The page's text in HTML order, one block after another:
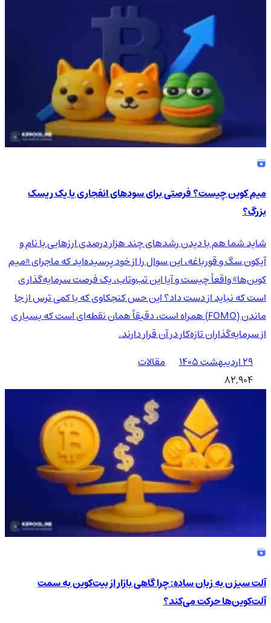
میم کوین چیست؟ فرصتی برای سودهای انفجاری یا یک ریسک
بزرگ؟
شاید شما هم با دیدن رشدهای چند هزار درصدی ارزهایی با نام و
آیکون سگ و قورباغه، این سوال را از خود پرسیده‌اید که ماجرای «میم
کوین‌ها» واقعاً چیست و آیا این تب‌وتاب، یک فرصت سرمایه‌گذاری
است که نباید از دست داد؟ این حس کنجکاوی که با کمی ترس از جا
ماندن (FOMO) همراه است، دقیقاً همان نقطه‌ای است که بسیاری
از سرمایه‌گذاران تازه‌کار در آن قرار دارند.
۲۹ اردیبهشت ۱۴۰۵
مقالات
82,904
آلت سیزن به زبان ساده: چرا گاهی بازار از بیت‌کوین به سمت
آلت‌کوین‌ها حرکت می‌کند؟